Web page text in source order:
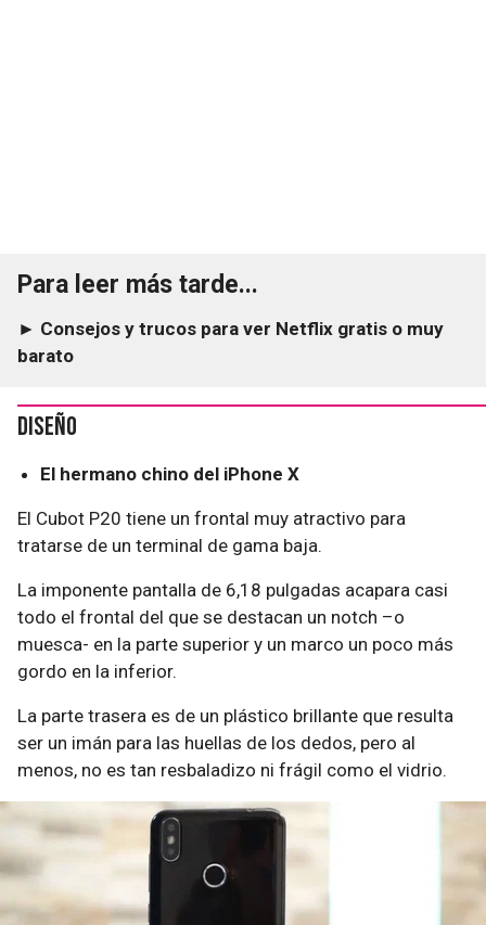
Para leer más tarde...
► Consejos y trucos para ver Netflix gratis o muy
barato
Diseño
El hermano chino del iPhone X
El Cubot P20 tiene un frontal muy atractivo para
tratarse de un terminal de gama baja.
La imponente pantalla de 6,18 pulgadas acapara casi
todo el frontal del que se destacan un notch –o
muesca- en la parte superior y un marco un poco más
gordo en la inferior.
La parte trasera es de un plástico brillante que resulta
ser un imán para las huellas de los dedos, pero al
menos, no es tan resbaladizo ni frágil como el vidrio.